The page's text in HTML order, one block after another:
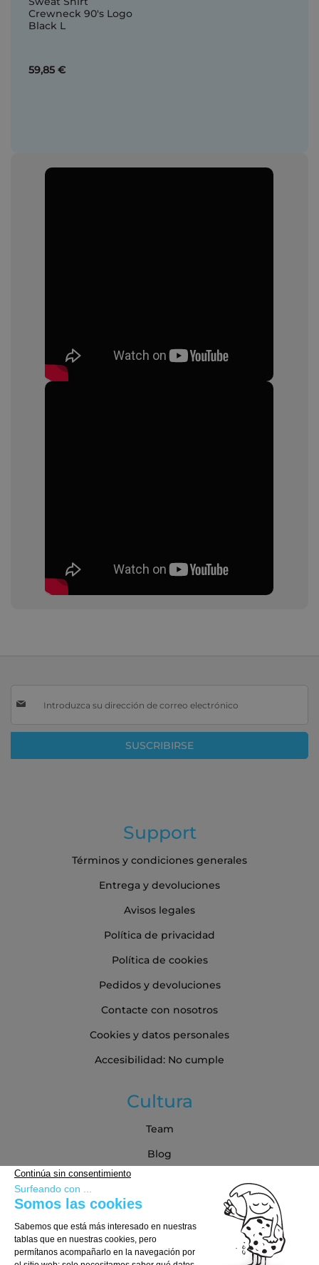
Crewneck 90's Logo
Black L
59,85 €
boletín
noticias:
SUSCRIBIRSE
Support
Términos y condiciones generales
Entrega y devoluciones
Avisos legales
Política de privacidad
Política de cookies
Pedidos y devoluciones
Contacte con nosotros
Cookies y datos personales
Accesibilidad: No cumple
Cultura
Team
Blog
Guía de compra